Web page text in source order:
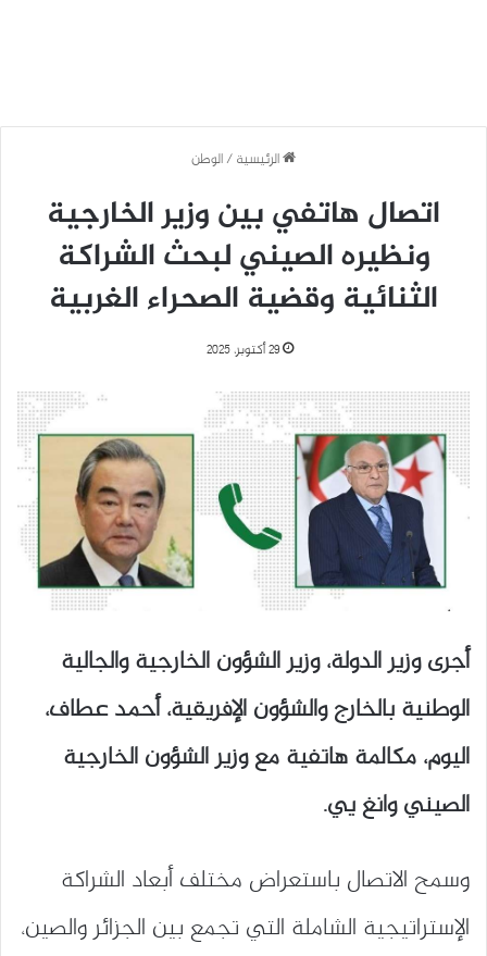
الرئيسية/الوطن
اتصال هاتفي بين وزير الخارجية
ونظيره الصيني لبحث الشراكة
الثنائية وقضية الصحراء الغربية
29 أكتوبر، 2025
أجرى وزير الدولة، وزير الشؤون الخارجية والجالية
الوطنية بالخارج والشؤون الإفريقية، أحمد عطاف،
اليوم، مكالمة هاتفية مع وزير الشؤون الخارجية
الصيني وانغ يي.
وسمح الاتصال باستعراض مختلف أبعاد الشراكة
الإستراتيجية الشاملة التي تجمع بين الجزائر والصين،